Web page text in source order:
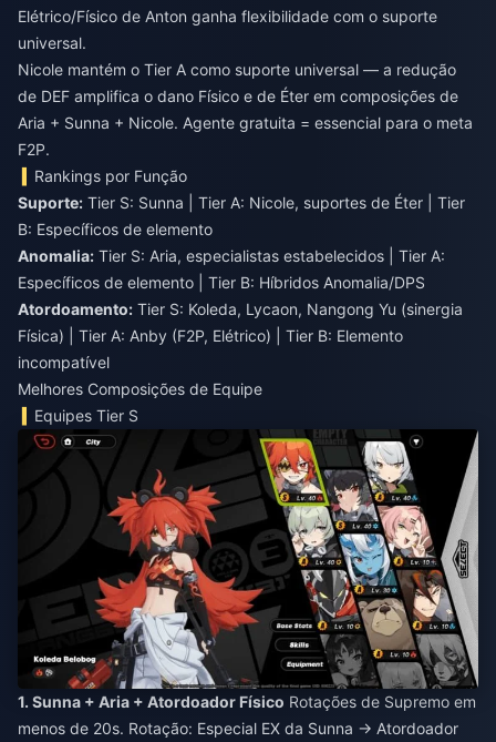
Elétrico/Físico de Anton ganha flexibilidade com o suporte
universal.
Nicole mantém o Tier A como suporte universal — a redução
de DEF amplifica o dano Físico e de Éter em composições de
Aria + Sunna + Nicole. Agente gratuita = essencial para o meta
F2P.
Rankings por Função
Suporte: Tier S: Sunna | Tier A: Nicole, suportes de Éter | Tier
B: Específicos de elemento
Anomalia: Tier S: Aria, especialistas estabelecidos | Tier A:
Específicos de elemento | Tier B: Híbridos Anomalia/DPS
Atordoamento: Tier S: Koleda, Lycaon, Nangong Yu (sinergia
Física) | Tier A: Anby (F2P, Elétrico) | Tier B: Elemento
incompatível
Melhores Composições de Equipe
Equipes Tier S
1. Sunna + Aria + Atordoador Físico Rotações de Supremo em
menos de 20s. Rotação: Especial EX da Sunna → Atordoador